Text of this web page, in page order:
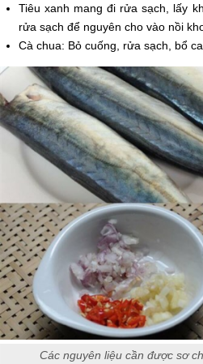
Tiêu xanh mang đi rửa sạch, lấy
rửa sạch để nguyên cho vào nồi
Cà chua: Bỏ cuống, rửa sạch, bổ
Các nguyên liệu cần được sơ